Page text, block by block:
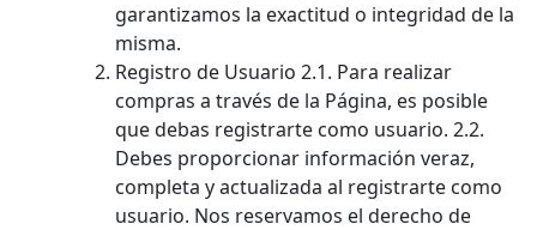
garantizamos la exactitud o integridad de la
misma.
Registro de Usuario 2.1. Para realizar
compras a través de la Página, es posible
que debas registrarte como usuario. 2.2.
Debes proporcionar información veraz,
completa y actualizada al registrarte como
usuario. Nos reservamos el derecho de